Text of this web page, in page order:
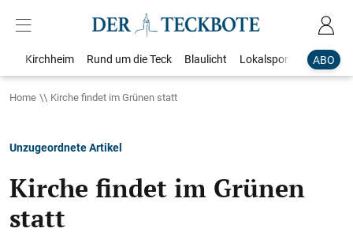
ABO
Kirchheim Rund um die Teck Blaulicht Lokalsport
Home Kirche findet im Grünen statt
Unzugeordnete Artikel
Kirche findet im Grünen
statt